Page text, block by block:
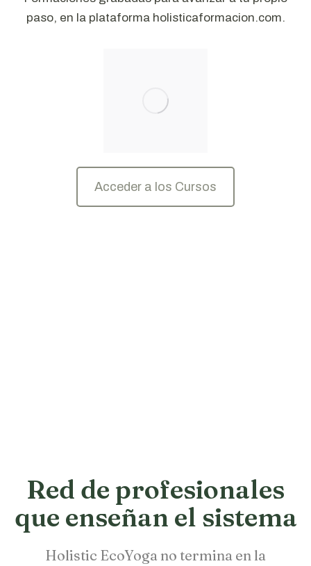
paso, en la plataforma holisticaformacion.com.
Acceder a los Cursos
Red de profesionales
que enseñan el sistema
Holistic EcoYoga no termina en la